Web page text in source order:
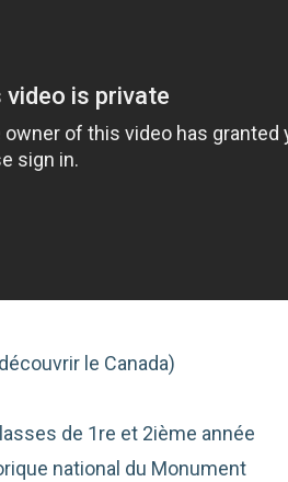
le Canada)
de 1re et 2ième année
national du Monument